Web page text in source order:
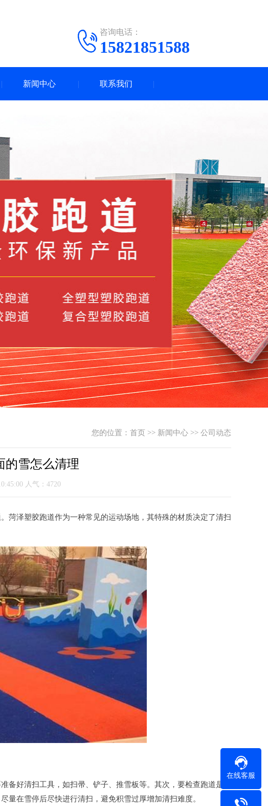
咨询电话：
15821851588
新闻中心 联系我们
您的位置： 首页 >> 新闻中心 >> 公司动态
的雪怎么清理
人气：4720
菏泽塑胶跑道作为一种常见的运动场地，其特殊的材质决定了清扫
好清扫工具，如扫帚、铲子、推雪板等。其次，要检查跑道是否
量在雪停后尽快进行清扫，避免积雪过厚增加清扫难度。
在线客服